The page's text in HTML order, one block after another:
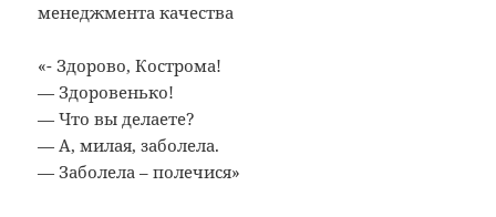
менеджмента качества
«- Здорово, Кострома!
— Здоровенько!
— Что вы делаете?
— А, милая, заболела.
— Заболела – полечися»